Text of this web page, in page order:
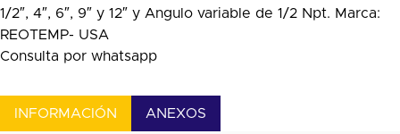
1/2″, 4″, 6″, 9″ y 12″ y Angulo variable de 1/2 Npt. Marca:
REOTEMP- USA
Consulta por whatsapp
INFORMACIÓN ANEXOS